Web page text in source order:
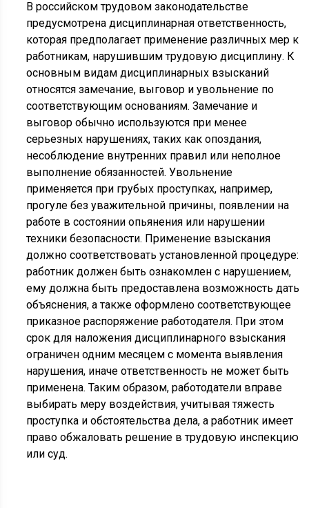
В российском трудовом законодательстве
предусмотрена дисциплинарная ответственность,
которая предполагает применение различных мер к
работникам, нарушившим трудовую дисциплину. К
основным видам дисциплинарных взысканий
относятся замечание, выговор и увольнение по
соответствующим основаниям. Замечание и
выговор обычно используются при менее
серьезных нарушениях, таких как опоздания,
несоблюдение внутренних правил или неполное
выполнение обязанностей. Увольнение
применяется при грубых проступках, например,
прогуле без уважительной причины, появлении на
работе в состоянии опьянения или нарушении
техники безопасности. Применение взыскания
должно соответствовать установленной процедуре:
работник должен быть ознакомлен с нарушением,
ему должна быть предоставлена возможность дать
объяснения, а также оформлено соответствующее
приказное распоряжение работодателя. При этом
срок для наложения дисциплинарного взыскания
ограничен одним месяцем с момента выявления
нарушения, иначе ответственность не может быть
применена. Таким образом, работодатели вправе
выбирать меру воздействия, учитывая тяжесть
проступка и обстоятельства дела, а работник имеет
право обжаловать решение в трудовую инспекцию
или суд.